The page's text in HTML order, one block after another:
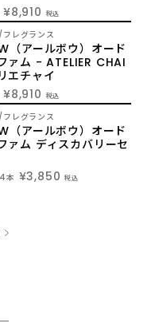
¥8,910 税込
フレグランス
（アールボウ）オード
ァム - ATELIER CHAI
エチャイ
¥8,910 税込
フレグランス
（アールボウ）オード
ァム ディスカバリーセ
本 ¥3,850 税込